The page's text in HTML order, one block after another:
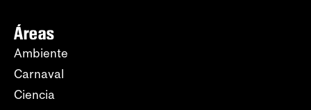
Áreas
Ambiente
Carnaval
Ciencia